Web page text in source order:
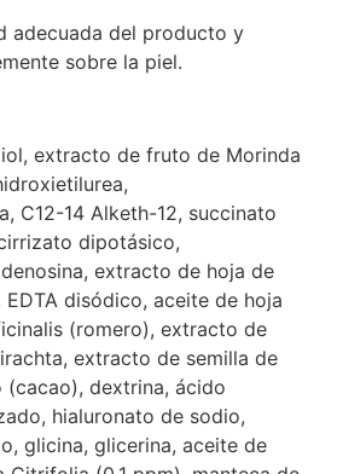
adecuada del producto y
sobre la piel.
extracto de fruto de Morinda
C12-14 Alketh-12, succinato
dipotásico,
extracto de hoja de
disódico, aceite de hoja
(romero), extracto de
extracto de semilla de
(cacao), dextrina, ácido
hialuronato de sodio,
glicina, glicerina, aceite de